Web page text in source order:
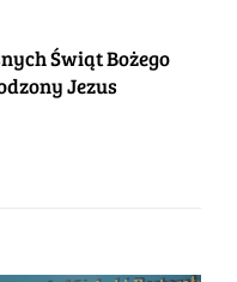
Świąt Bożego
Jezus